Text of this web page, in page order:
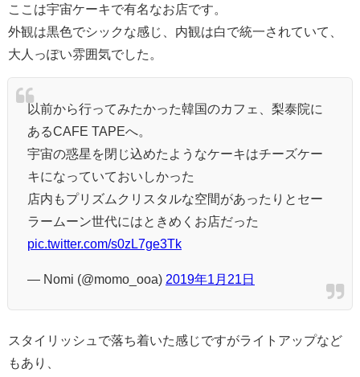
ここは宇宙ケーキで有名なお店です。
外観は黒色でシックな感じ、内観は白で統一されていて、
大人っぽい雰囲気でした。
以前から行ってみたかった韓国のカフェ、梨泰院に
あるCAFE TAPEへ。
宇宙の惑星を閉じ込めたようなケーキはチーズケー
キになっていておいしかった
店内もプリズムクリスタルな空間があったりとセー
ラームーン世代にはときめくお店だった
pic.twitter.com/s0zL7ge3Tk
— Nomi (@momo_ooa) 2019年1月21日
スタイリッシュで落ち着いた感じですがライトアップなど
もあり、